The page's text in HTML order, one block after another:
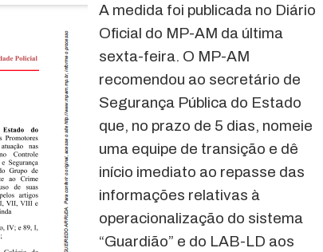
A medida foi publicada no Diário
Oficial do MP-AM da última
sexta-feira. O MP-AM
recomendou ao secretário de
Segurança Pública do Estado
que, no prazo de 5 dias, nomeie
uma equipe de transição e dê
início imediato ao repasse das
informações relativas à
operacionalização do sistema
“Guardião” e do LAB-LD aos